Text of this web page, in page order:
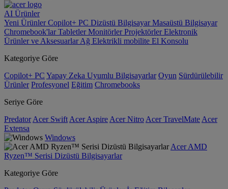
AI Ürünler
Yeni ÜrünlerCopilot+ PC Dizüstü BilgisayarMasaüstü Bilgisayar
Chromebook'larTabletlerMonitörlerProjektörlerElektronik
Ürünler ve AksesuarlarAğ Elektrikli mobilite El Konsolu
Kategoriye Göre
Copilot+ PC Yapay Zeka Uyumlu Bilgisayarlar Oyun Sürdürülebilir
Ürünler Profesyonel Eğitim Chromebooks
Seriye Göre
Predator Acer Swift Acer Aspire Acer Nitro Acer TravelMate Acer
Extensa
Windows
Acer AMD
Ryzen™ Serisi Dizüstü Bilgisayarlar
Kategoriye Göre